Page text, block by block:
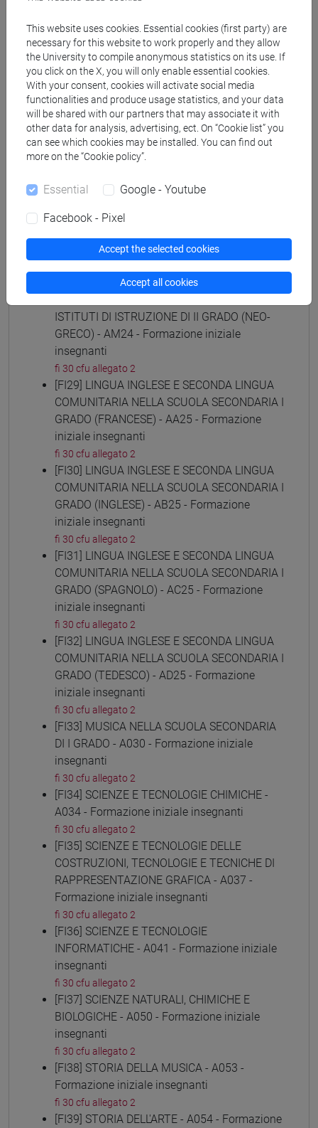
(GIAPPONESE) - AJ24 - Formazione iniziale
insegnanti
fi 30 cfu allegato 2
[FI25] LINGUE E CULTURE STRANIERE NEGLI
ISTITUTI DI ISTRUZIONE DI II GRADO
(PORTOGHESE) - AN24 - Formazione iniziale
insegnanti
fi 30 cfu allegato 2
[FI26] LINGUA E CULTURA STRANIERA
insegnanti
fi 30 cfu allegato 2
(ARABO) - AL24 - Formazione iniziale
fi 30 cfu allegato 2
ISTITUTI DI ISTRUZIONE DI II GRADO (NEO-
GRECO) - AM24 - Formazione iniziale
insegnanti
fi 30 cfu allegato 2
[FI29] LINGUA INGLESE E SECONDA LINGUA
COMUNITARIA NELLA SCUOLA SECONDARIA I
GRADO (FRANCESE) - AA25 - Formazione
iniziale insegnanti
fi 30 cfu allegato 2
[FI30] LINGUA INGLESE E SECONDA LINGUA
COMUNITARIA NELLA SCUOLA SECONDARIA I
GRADO (INGLESE) - AB25 - Formazione
iniziale insegnanti
fi 30 cfu allegato 2
[FI31] LINGUA INGLESE E SECONDA LINGUA
COMUNITARIA NELLA SCUOLA SECONDARIA I
GRADO (SPAGNOLO) - AC25 - Formazione
iniziale insegnanti
fi 30 cfu allegato 2
[FI32] LINGUA INGLESE E SECONDA LINGUA
COMUNITARIA NELLA SCUOLA SECONDARIA I
GRADO (TEDESCO) - AD25 - Formazione
iniziale insegnanti
fi 30 cfu allegato 2
[FI33] MUSICA NELLA SCUOLA SECONDARIA
DI I GRADO - A030 - Formazione iniziale
insegnanti
fi 30 cfu allegato 2
[FI34] SCIENZE E TECNOLOGIE CHIMICHE -
A034 - Formazione iniziale insegnanti
fi 30 cfu allegato 2
[FI35] SCIENZE E TECNOLOGIE DELLE
COSTRUZIONI, TECNOLOGIE E TECNICHE DI
RAPPRESENTAZIONE GRAFICA - A037 -
Formazione iniziale insegnanti
fi 30 cfu allegato 2
[FI36] SCIENZE E TECNOLOGIE
INFORMATICHE - A041 - Formazione iniziale
insegnanti
fi 30 cfu allegato 2
[FI37] SCIENZE NATURALI, CHIMICHE E
BIOLOGICHE - A050 - Formazione iniziale
insegnanti
fi 30 cfu allegato 2
[FI38] STORIA DELLA MUSICA - A053 -
Formazione iniziale insegnanti
fi 30 cfu allegato 2
[FI39] STORIA DELL'ARTE - A054 - Formazione
This website uses cookies. Essential cookies (first party) are
necessary for this website to work properly and they allow
the University to compile anonymous statistics on its use. If
you click on the X, you will only enable essential cookies.
With your consent, cookies will activate social media
functionalities and produce usage statistics, and your data
will be shared with our partners that may associate it with
other data for analysis, advertising, ect. On “Cookie list” you
can see which cookies may be installed. You can find out
more on the “Cookie policy”.
Essential Google - Youtube
Facebook - Pixel
Accept the selected cookies
Accept all cookies